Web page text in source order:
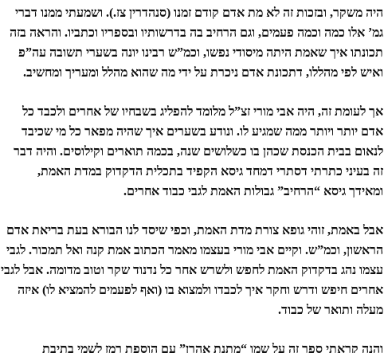
היה משקר, ובזכות זה לא מת אדם קודם זמנו (סנהדרין צז.). ושמעתי ממנו דברי
גמ’ אלו כמה וכמה פעמים, וגם הרחיב בה בדרשותיו ובספריו וכתביו. והראה בזה
תכונתו איך שאמת היתה מיסודי נפשו, וכמ”ש רבינו יונה בשערי תשובה עה”פ
ואיש לפי מהללו, דתכונת אדם ניכרת על ידי מה שהוא מהלל ומעריך ומחשיב.
אך לעומת זה, היה אבי מורי זצ”ל מלומד להפליג בשבחיו של אחרים ולכבד כל
אדם יותר ויותר ממה שמגיע לו. ונודע בשערים איך שהיה מפאר כל מי שכיבד
לנאום בבית הכנסת שכהן בו כשלושים שנה, בכמה תוארים וקילוסים. והיה דבר
זה בעיני כתרתי דסתרי דמחד גיסא הקפיד בתכלית הדקדוק במדת האמת,
ומאידך גיסא “הרחיב” גבולות האמת לגבי כבוד אחרים.
אבל באמת, זוהי גופא צורת מדת האמת, וכפי שיסד לנו הבורא בעת בריאת אדם
הראשון, וכמ”ש. וקיים אבי מורי בעצמו מאמר הכתוב אמת קנה ואל תמכור. לגבי
עצמו נהג בדקדוק האמת לחפש ולשרש אחר כל נדנוד שקר וטוב מדומה. אבל לגבי
אחרים חיפש ודרש וחקר איך לכבדו ולמצוא בו (ואף לפעמים להמציא לו) איזה
מעלה ותואר של כבוד.
והנה קראתי ספר זה על שמו “מתנת אהרן” עם הוספת רמז לשמי בתיבת